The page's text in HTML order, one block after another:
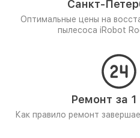
Санкт-
Оптимальные цены на
пылесоса iRobot
Ремонт за 1
Как правило ремонт